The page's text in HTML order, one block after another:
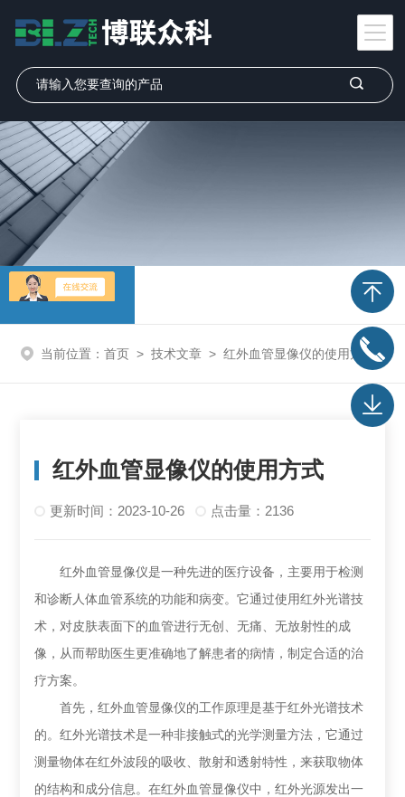
技术文章
当前位置： 首页 > 技术文章 > 红外血管显像仪的使用方式
红外血管显像仪的使用方式
更新时间：2023-10-26 点击量：2136
红外血管显像仪是一种先进的医疗设备，主要用于检测
和诊断人体血管系统的功能和病变。它通过使用红外光谱技
术，对皮肤表面下的血管进行无创、无痛、无放射性的成
像，从而帮助医生更准确地了解患者的病情，制定合适的治
疗方案。
首先，红外血管显像仪的工作原理是基于红外光谱技术
的。红外光谱技术是一种非接触式的光学测量方法，它通过
测量物体在红外波段的吸收、散射和透射特性，来获取物体
的结构和成分信息。在红外血管显像仪中，红外光源发出一